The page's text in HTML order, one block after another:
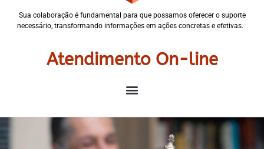
Sua colaboração é fundamental para que possamos oferecer o suporte
necessário, transformando informações em ações concretas e efetivas.
Atendimento On-line